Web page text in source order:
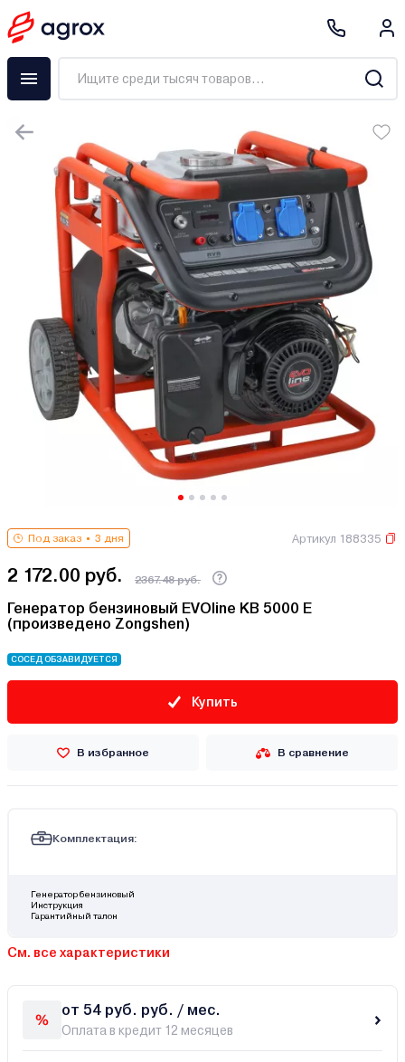
Под заказ 3 дня Артикул 188335
2 172.00 руб. 2367.48 руб.
Генератор бензиновый EVOline KB 5000 E
(произведено Zongshen)
СОСЕД ОБЗАВИДУЕТСЯ
Купить
В избранное В сравнение
Комплектация:
Генератор бензиновый
Инструкция
Гарантийный талон
См. все характеристики
от 54 руб. руб. / мес.
Оплата в кредит 12 месяцев